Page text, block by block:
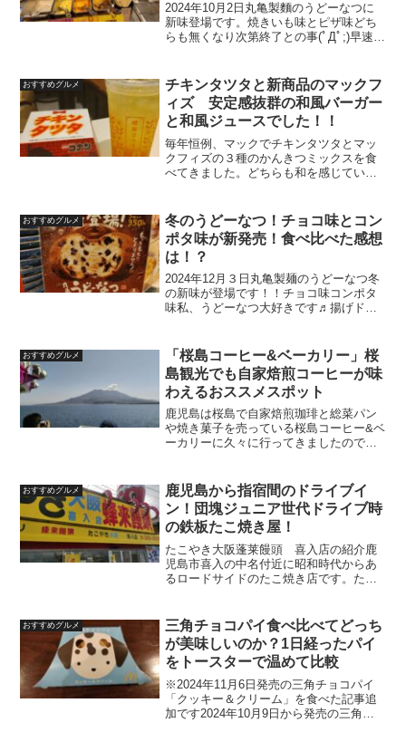
2024年10月2日丸亀製麵のうどーなつに
新味登場です。焼きいも味とピザ味どち
らも無くなり次第終了との事(ﾟДﾟ;)早速食
食べてみた感想をどうぞ。そもそも丸亀
うどーなつと...
おすすめグルメ
チキンタツタと新商品のマックフ
ィズ 安定感抜群の和風バーガー
と和風ジュースでした！！
毎年恒例、マックでチキンタツタとマッ
クフィズの３種のかんきつミックスを食
べてきました。どちらも和を感じていい
た。（よく知らずに利用でした(^▽^;)）
怪盗キッドからの予...
おすすめグルメ
冬のうどーなつ！チョコ味とコン
ポタ味が新発売！食べ比べた感想
は！？
2024年12月３日丸亀製麺のうどーなつ冬
の新味が登場です！！チョコ味コンポタ
味私、うどーなつ大好きです♬揚げドー
ました！！今回の２種も実際に食べて比
較してみたのでまた...
おすすめグルメ
「桜島コーヒー&ベーカリー」桜
島観光でも自家焙煎コーヒーが味
わえるおススメスポット
鹿児島は桜島で自家焙煎珈琲と総菜パン
や焼き菓子を売っている桜島コーヒー&ベ
ーカリーに久々に行ってきましたのでご
白浜町にある自家焙煎コーヒーと総菜パ
ン焼き菓子を販売し...
おすすめグルメ
鹿児島から指宿間のドライブイ
ン！団塊ジュニア世代ドライブ時
の鉄板たこ焼き屋！
たこやき大阪蓬莱饅頭 喜入店の紹介鹿
児島市喜入の中名付近に昭和時代からあ
るロードサイドのたこ焼き店です。たこ
機も数台あります。昭和チックなドライ
ブイン的なお店です。たこ...
おすすめグルメ
三角チョコパイ食べ比べてどっち
が美味しいのか？1日経ったパイ
をトースターで温めて比較
※2024年11月6日発売の三角チョコパイ
「クッキー＆クリーム」を食べた記事追
加です2024年10月9日から発売の三角チ